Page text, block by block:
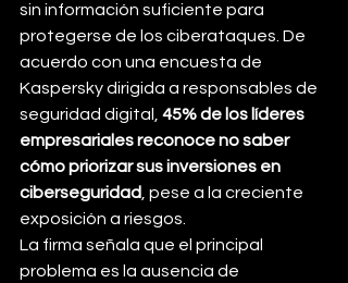
sin información suficiente para
protegerse de los ciberataques. De
acuerdo con una encuesta de
Kaspersky dirigida a responsables de
seguridad digital, 45% de los líderes
empresariales reconoce no saber
cómo priorizar sus inversiones en
ciberseguridad , pese a la creciente
exposición a riesgos.
La firma señala que el principal
problema es la ausencia de